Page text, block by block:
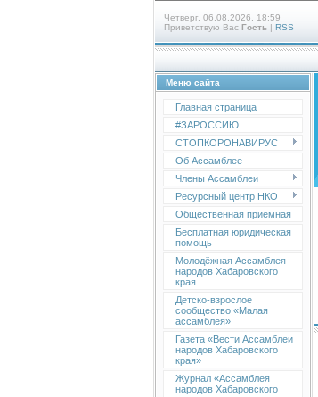
Четверг, 06.08.2026, 18:59
Приветствую Вас Гость | RSS
Меню сайта
Главная страница
#ЗАРОССИЮ
СТОПКОРОНАВИРУС
Об Ассамблее
Члены Ассамблеи
Ресурсный центр НКО
Общественная приемная
Бесплатная юридическая
помощь
Молодёжная Ассамблея
народов Хабаровского
края
Детско-взрослое
сообщество «Малая
ассамблея»
Газета «Вести Ассамблеи
народов Хабаровского
края»
Журнал «Ассамблея
народов Хабаровского